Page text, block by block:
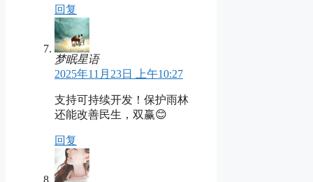
回复
梦眠星语
2025年11月23日 上午10:27
支持可持续开发！保护雨林
还能改善民生，双赢😊
回复